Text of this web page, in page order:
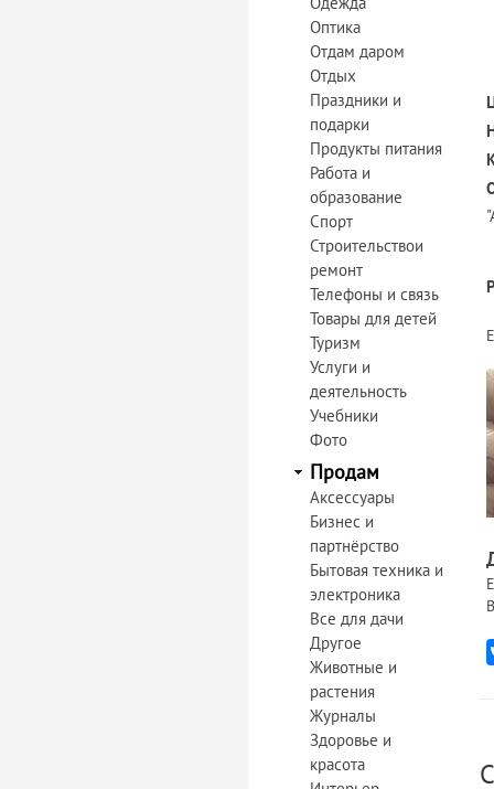
Оптика
Отдам даром
Отдых
Праздники и
подарки
Продукты питания
Работа и
образование
Спорт
Строительствои
ремонт
Телефоны и связь
Товары для детей
Туризм
Услуги и
деятельность
Учебники
Фото
Продам
Аксессуары
Бизнес и
партнёрство
Бытовая техника и
электроника
Все для дачи
Другое
Животные и
растения
Журналы
Здоровье и
красота